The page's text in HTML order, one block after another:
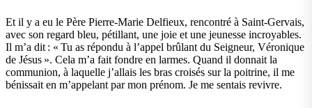
Et il y a eu le Père Pierre-Marie Delfieux, rencontré à Saint-Gervais,
avec son regard bleu, pétillant, une joie et une jeunesse incroyables.
Il m’a dit : « Tu as répondu à l’appel brûlant du Seigneur, Véronique
de Jésus ». Cela m’a fait fondre en larmes. Quand il donnait la
communion, à laquelle j’allais les bras croisés sur la poitrine, il me
bénissait en m’appelant par mon prénom. Je me sentais revivre.